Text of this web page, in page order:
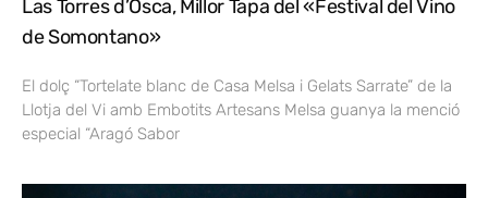
Las Torres d’Osca, Millor Tapa del «Festival del Vino
de Somontano»
El dolç “Tortelate blanc de Casa Melsa i Gelats Sarrate” de la
Llotja del Vi amb Embotits Artesans Melsa guanya la menció
especial “Aragó Sabor